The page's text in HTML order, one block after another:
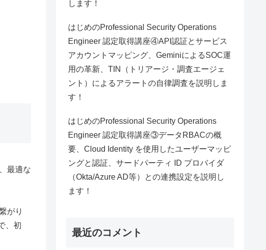
最適な
がり
、初
します！
はじめのProfessional Security Operations
Engineer 認定取得講座④API認証とサービス
アカウントマッピング、GeminiによるSOC運
用の革新、TIN（トリアージ・調査エージェ
ント）によるアラートの自律調査を説明しま
す！
はじめのProfessional Security Operations
Engineer 認定取得講座③データRBACの概
要、Cloud Identity を使用したユーザーマッピ
ングと認証、サードパーティ ID プロバイダ
（Okta/Azure AD等）との連携設定を説明し
ます！
最近のコメント